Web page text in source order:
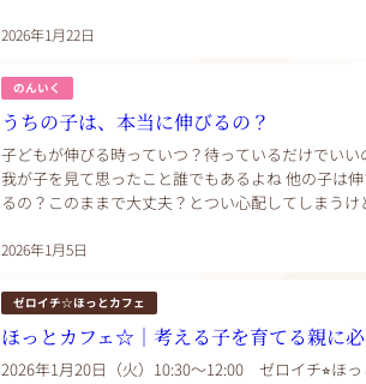
2026年1月22日
のんいく
うちの子は、本当に伸びるの？
2026年1月5日
子どもが伸びる時っていつ？待っているだけでい
我が子を見て思ったこと誰でもあるよね 他の子は
るの？このままで大丈夫？とつい心配してしまう
ゼロイチ☆ほっとカフェ
ほっとカフェ☆｜考える子を育てる親に
2026年1月20日（火）10:30〜12:00 ゼロイチ⭐︎ほ